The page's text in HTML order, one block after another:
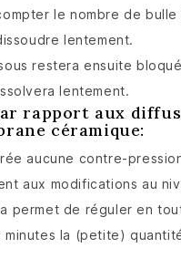
le nombre de bulle
lentement.
restera ensuite
lentement.
rapport aux
céramique:
aucune contre-
aux modifications au
permet de réguler en
minutes la (petite)